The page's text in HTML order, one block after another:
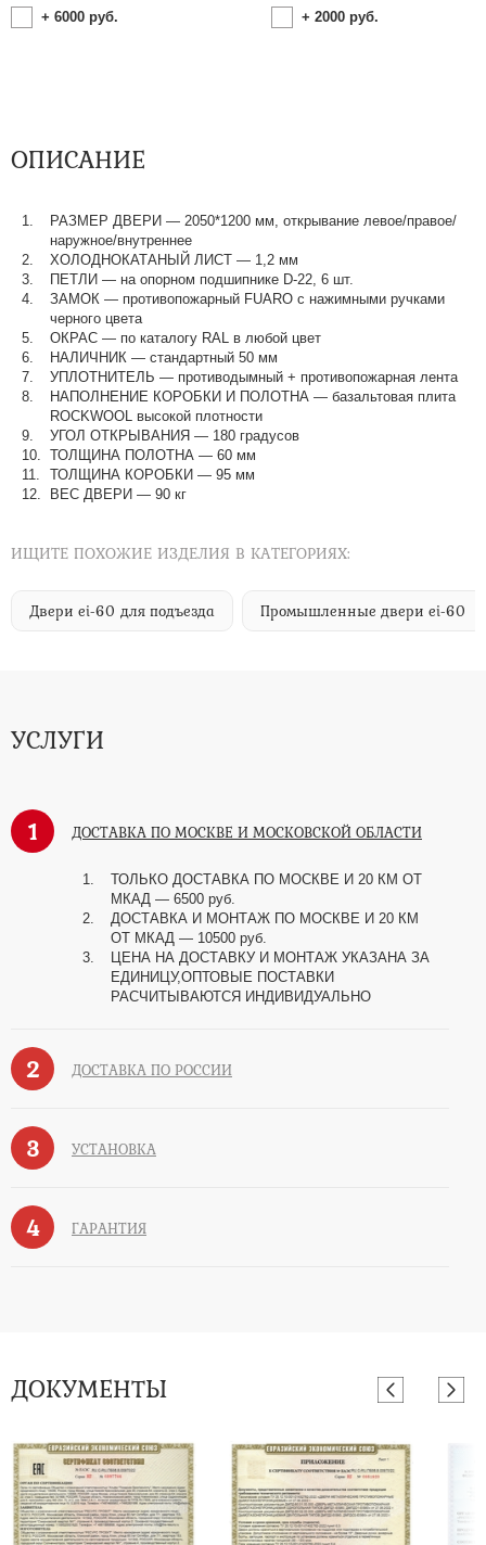
+ 6000 руб. + 2000 руб.
ОПИСАНИЕ
РАЗМЕР ДВЕРИ — 2050*1200 мм, открывание левое/правое/
наружное/внутреннее
ХОЛОДНОКАТАНЫЙ ЛИСТ — 1,2 мм
ПЕТЛИ — на опорном подшипнике D-22, 6 шт.
ЗАМОК — противопожарный FUARO с нажимными ручками
черного цвета
ОКРАС — по каталогу RAL в любой цвет​​​​​​​
НАЛИЧНИК — стандартный 50 мм
УПЛОТНИТЕЛЬ — противодымный + противопожарная лента
НАПОЛНЕНИЕ КОРОБКИ И ПОЛОТНА — базальтовая плита
ROCKWOOL высокой плотности
УГОЛ ОТКРЫВАНИЯ — 180 градусов
ТОЛЩИНА ПОЛОТНА — 60 мм
ТОЛЩИНА КОРОБКИ — 95 мм
ВЕС ДВЕРИ — 90 кг
ИЩИТЕ ПОХОЖИЕ ИЗДЕЛИЯ В КАТЕГОРИЯХ:
Двери ei-60 для подъезда Промышленные двери ei-60
УСЛУГИ
1 ДОСТАВКА ПО МОСКВЕ И МОСКОВСКОЙ ОБЛАСТИ
ТОЛЬКО ДОСТАВКА ПО МОСКВЕ И 20 КМ ОТ
МКАД — 6500 руб.
ДОСТАВКА И МОНТАЖ ПО МОСКВЕ И 20 КМ
ОТ МКАД — 10500 руб.
ЦЕНА НА ДОСТАВКУ И МОНТАЖ УКАЗАНА ЗА
ЕДИНИЦУ,ОПТОВЫЕ ПОСТАВКИ
РАСЧИТЫВАЮТСЯ ИНДИВИДУАЛЬНО
2 ДОСТАВКА ПО РОССИИ
3 УСТАНОВКА
4 ГАРАНТИЯ
ДОКУМЕНТЫ